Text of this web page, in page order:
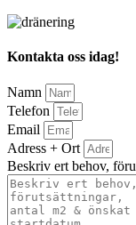
Kontakta oss idag!
Namn
Telefon
Email
Adress + Ort
Beskriv ert behov,